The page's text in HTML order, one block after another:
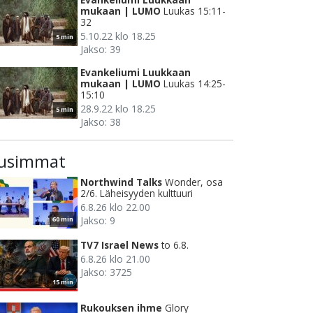
5 min
mukaan | LUMO Luukas 15:11-
32
5.10.22 klo 18.25
Jakso: 39
5 min
Evankeliumi Luukkaan
mukaan | LUMO Luukas 14:25-
15:10
28.9.22 klo 18.25
Jakso: 38
60 min
Northwind Talks Wonder, osa
2/6. Läheisyyden kulttuuri
6.8.26 klo 22.00
Jakso: 9
15 min
TV7 Israel News to 6.8.
6.8.26 klo 21.00
Jakso: 3725
Rukouksen ihme Glory